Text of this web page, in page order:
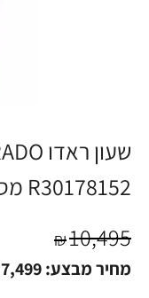
R30178152 מסדרת CENTRIX
₪10,495
מחיר מבצע:7,499